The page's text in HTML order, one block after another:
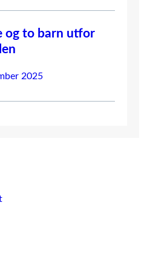
og to barn utfor
2025